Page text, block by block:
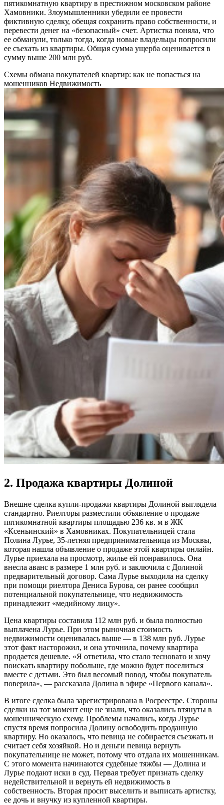
пятикомнатную квартиру в престижном московском районе
Хамовники. Злоумышленники убедили ее провести
фиктивную сделку, обещая сохранить право собственности, и
перевести денег на «безопасный» счет. Артистка поняла, что
ее обманули, только тогда, когда новые владельцы попросили
ее съехать из квартиры. Общая сумма ущерба оценивается в
сумму выше 200 млн руб.
Схемы обмана покупателей квартир: как не попасться на
мошенников Недвижимость
2. Продажа квартиры Долиной
Внешне сделка купли-продажи квартиры Долиной выглядела
стандартно. Риелторы разместили объявление о продаже
пятикомнатной квартиры площадью 236 кв. м в ЖК
«Ксеньинский» в Хамовниках. Покупательницей стала
Полина Лурье, 35-летняя предпринимательница из Москвы,
которая нашла объявление о продаже этой квартиры онлайн.
Лурье приехала на просмотр, жилье ей понравилось. Она
внесла аванс в размере 1 млн руб. и заключила с Долиной
предварительный договор. Сама Лурье выходила на сделку
при помощи риелтора Дениса Бурова, он ранее сообщил
потенциальной покупательнице, что недвижимость
принадлежит «медийному лицу».
Цена квартиры составила 112 млн руб. и была полностью
выплачена Лурье. При этом рыночная стоимость
недвижимости оценивалась выше — в 138 млн руб. Лурье
этот факт насторожил, и она уточнила, почему квартира
продается дешевле. «Я ответила, что стало тесновато и хочу
поискать квартиру побольше, где можно будет поселиться
вместе с детьми. Это был весомый повод, чтобы покупатель
поверила», — рассказала Долина в эфире «Первого канала».
В итоге сделка была зарегистрирована в Росреестре. Стороны
сделки на тот момент еще не знали, что оказались втянуты в
мошенническую схему. Проблемы начались, когда Лурье
спустя время попросила Долину освободить проданную
квартиру. Но оказалось, что певица не собирается съезжать и
считает себя хозяйкой. Но и деньги певица вернуть
покупательнице не может, потому что отдала их мошенникам.
С этого момента начинаются судебные тяжбы — Долина и
Лурье подают иски в суд. Первая требует признать сделку
недействительной и вернуть ей недвижимость в
собственность. Вторая просит выселить и выписать артистку,
ее дочь и внучку из купленной квартиры.